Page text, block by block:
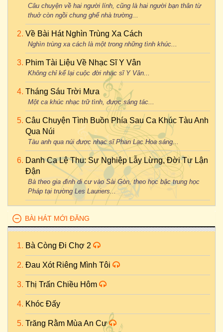
Câu chuyện về hai người lính, cũng là hai người bạn thân từ
thuở còn ngồi chung ghế nhà trường...
Về Bài Hát Nghìn Trùng Xa Cách
Nghìn trùng xa cách là một trong những tình khúc...
Phim Tài Liệu Về Nhạc Sĩ Y Vân
Không chỉ kể lại cuộc đời nhạc sĩ Y Vân...
Tháng Sáu Trời Mưa
Một ca khúc nhạc trữ tình, được sáng tác...
Câu Chuyện Tình Buồn Phía Sau Ca Khúc Tàu Anh
Qua Núi
Tàu anh qua núi được nhạc sĩ Phan Lạc Hoa sáng...
Danh Ca Lệ Thu: Sự Nghiệp Lẫy Lừng, Đời Tư Lận
Đận
Bà theo gia đình di cư vào Sài Gòn, theo học bậc trung học
Pháp tại trường Les Lauriers...
BÀI HÁT MỚI ĐĂNG
Bà Còng Đi Chợ 2
Đau Xót Riêng Mình Tôi
Thị Trấn Chiều Hôm
Khóc Đấy
Trăng Rằm Mùa An Cư